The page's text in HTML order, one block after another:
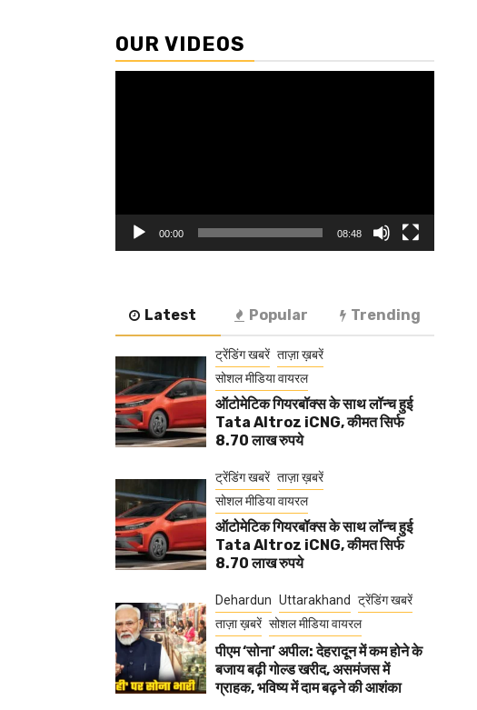
OUR VIDEOS
00:00 08:48
Latest Popular Trending
ट्रेंडिंग खबरें ताज़ा ख़बरें
सोशल मीडिया वायरल
ऑटोमेटिक गियरबॉक्स के साथ लॉन्च हुई
Tata Altroz iCNG, कीमत सिर्फ
8.70 लाख रुपये
ट्रेंडिंग खबरें ताज़ा ख़बरें
सोशल मीडिया वायरल
ऑटोमेटिक गियरबॉक्स के साथ लॉन्च हुई
Tata Altroz iCNG, कीमत सिर्फ
8.70 लाख रुपये
Dehardun Uttarakhand
ट्रेंडिंग खबरें
ताज़ा ख़बरें सोशल मीडिया वायरल
पीएम ‘सोना’ अपील: देहरादून में कम होने के
बजाय बढ़ी गोल्ड खरीद, असमंजस में
ग्राहक, भविष्य में दाम बढ़ने की आशंका